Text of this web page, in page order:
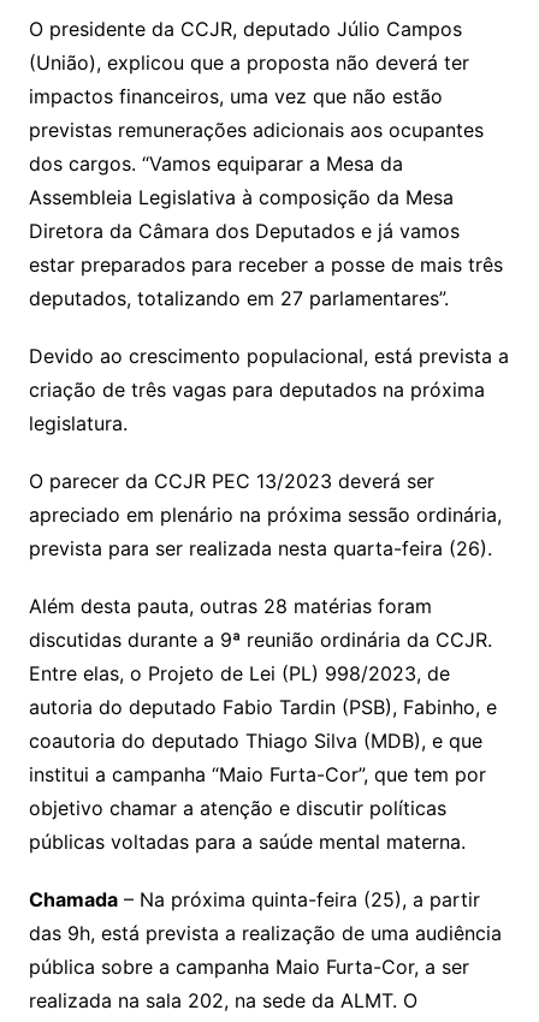
O presidente da CCJR, deputado Júlio Campos
(União), explicou que a proposta não deverá ter
impactos financeiros, uma vez que não estão
previstas remunerações adicionais aos ocupantes
dos cargos. “Vamos equiparar a Mesa da
Assembleia Legislativa à composição da Mesa
Diretora da Câmara dos Deputados e já vamos
estar preparados para receber a posse de mais três
deputados, totalizando em 27 parlamentares”.
Devido ao crescimento populacional, está prevista a
criação de três vagas para deputados na próxima
legislatura.
O parecer da CCJR PEC 13/2023 deverá ser
apreciado em plenário na próxima sessão ordinária,
prevista para ser realizada nesta quarta-feira (26).
Além desta pauta, outras 28 matérias foram
discutidas durante a 9ª reunião ordinária da CCJR.
Entre elas, o Projeto de Lei (PL) 998/2023, de
autoria do deputado Fabio Tardin (PSB), Fabinho, e
coautoria do deputado Thiago Silva (MDB), e que
institui a campanha “Maio Furta-Cor”, que tem por
objetivo chamar a atenção e discutir políticas
públicas voltadas para a saúde mental materna.
Chamada– Na próxima quinta-feira (25), a partir
das 9h, está prevista a realização de uma audiência
pública sobre a campanha Maio Furta-Cor, a ser
realizada na sala 202, na sede da ALMT. O